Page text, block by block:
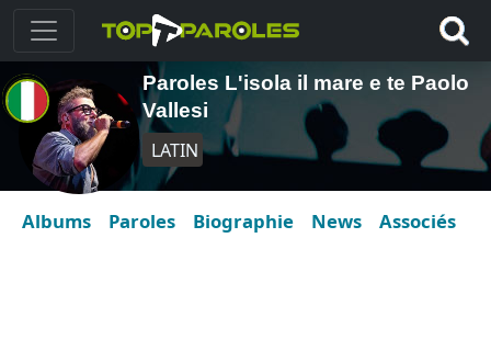
Paroles L'isola il mare e te Paolo
Vallesi
LATIN
Albums Paroles Biographie News Associés